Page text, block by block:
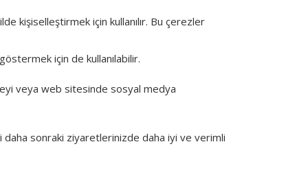
kişiselleştirmek için kullanılır. Bu çerezler
için de kullanılabilir.
veya web sitesinde sosyal medya
daha sonraki ziyaretlerinizde daha iyi ve verimli